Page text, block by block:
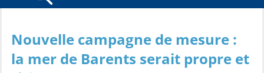
Nouvelle campagne de mesure :
la mer de Barents serait propre et